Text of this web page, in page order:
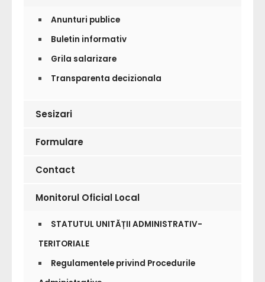
Anunturi publice
Buletin informativ
Grila salarizare
Transparenta decizionala
Sesizari
Formulare
Contact
Monitorul Oficial Local
STATUTUL UNITĂȚII ADMINISTRATIV-
TERITORIALE
Regulamentele privind Procedurile